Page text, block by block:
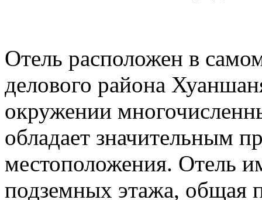
Отель расположен в
делового района
окружении
обладает значительным
местоположения. Отель
подземных этажа, общая